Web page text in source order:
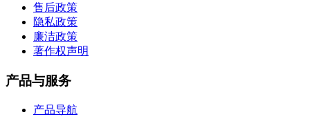
售后政策
隐私政策
廉洁政策
著作权声明
产品与服务
产品导航